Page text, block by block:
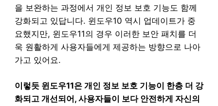
을 보완하는 과정에서 개인 정보 보호 기능도 함께
강화되고 있답니다. 윈도우10 역시 업데이트가 중
요했지만, 윈도우11의 경우 이러한 보안 패치를 더
욱 원활하게 사용자들에게 제공하는 방향으로 나아
가고 있어요.
이렇듯 윈도우11은 개인 정보 보호 기능이 한층 더 강
화되고 개선되어, 사용자들이 보다 안전하게 자신의